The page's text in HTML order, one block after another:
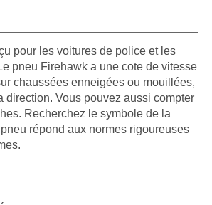
pour les voitures de police et les
pneu Firehawk a une cote de vitesse
chaussées enneigées ou mouillées,
Vous pouvez aussi compter
Recherchez le symbole de la
répond aux normes rigoureuses